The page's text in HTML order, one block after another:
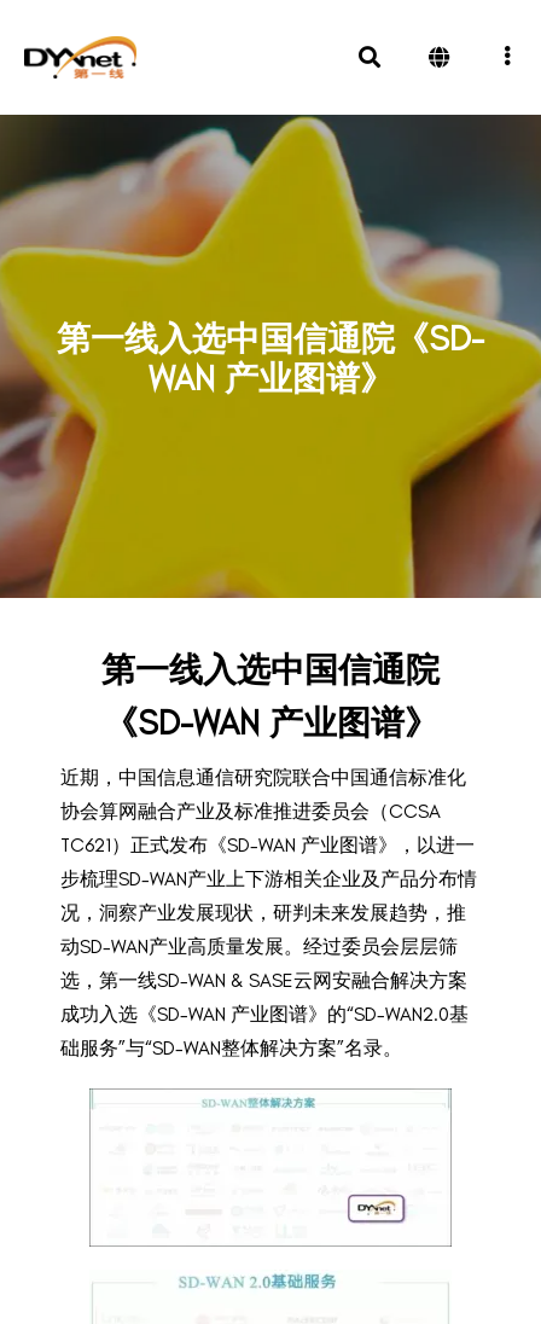
第一线入选中国信通院《SD-
WAN 产业图谱》
奖项及殊荣
2023
第一线入选中国信通院
《SD-WAN 产业图谱》
近期，中国信息通信研究院联合中国通信标准化
协会算网融合产业及标准推进委员会（CCSA
TC621）正式发布《SD-WAN 产业图谱》，以进一
步梳理SD-WAN产业上下游相关企业及产品分布情
况，洞察产业发展现状，研判未来发展趋势，推
动SD-WAN产业高质量发展。经过委员会层层筛
选，第一线SD-WAN & SASE云网安融合解决方案
成功入选《SD-WAN 产业图谱》的“SD-WAN2.0基
础服务”与“SD-WAN整体解决方案”名录。